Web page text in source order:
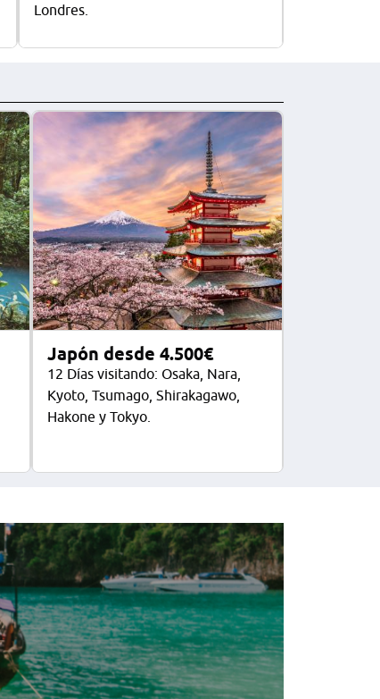
Londres.
Japón desde 4.500€
12 Días visitando: Osaka, Nara,
Kyoto, Tsumago, Shirakagawo,
Hakone y Tokyo.